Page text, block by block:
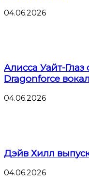
04.06.2026
Алисса Уайт-
Dragonforce
04.06.2026
Дэйв Хилл
04.06.2026